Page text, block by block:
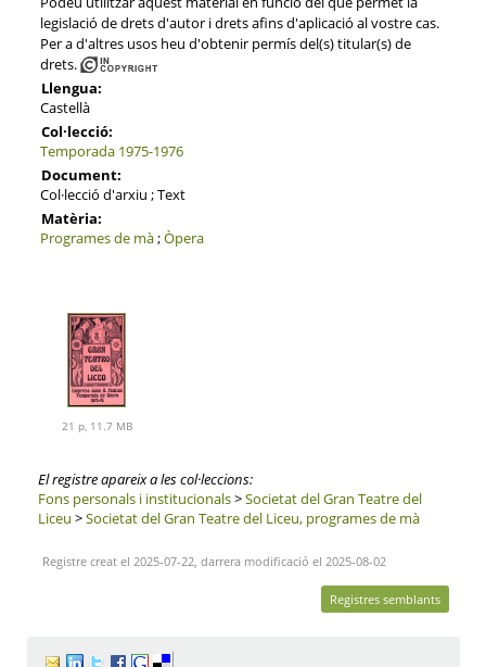
legislació de drets d'autor i drets afins d'aplicació al vostre cas.
Per a d'altres usos heu d'obtenir permís del(s) titular(s) de
drets.
Llengua:
Castellà
Col·lecció:
Temporada 1975-1976
Document:
Col·lecció d'arxiu ; Text
Matèria:
Programes de mà;Òpera
21 p, 11.7 MB
El registre apareix a les col·leccions:
Fons personals i institucionals>Societat del Gran Teatre del
Liceu >Societat del Gran Teatre del Liceu, programes de mà
Registre creat el 2025-07-22, darrera modificació el 2025-08-02
Registres semblants